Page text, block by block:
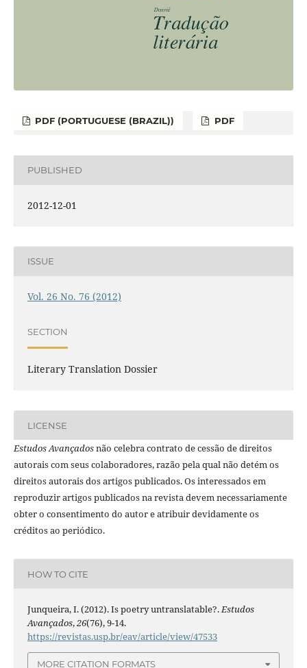
PDF (PORTUGUESE (BRAZIL)) PDF
PUBLISHED
2012-12-01
ISSUE
Vol. 26 No. 76 (2012)
SECTION
Literary Translation Dossier
LICENSE
Estudos Avançadosnão celebra contrato de cessão de direitos
autorais com seus colaboradores, razão pela qual não detém os
direitos autorais dos artigos publicados. Os interessados em
reproduzir artigos publicados na revista devem necessariamente
obter o consentimento do autor e atribuir devidamente os
créditos ao periódico.
HOW TO CITE
Junqueira, I. (2012). Is poetry untranslatable?.Estudos
Avançados,26(76), 9-14.
https://revistas.usp.br/eav/article/view/47533
MORE CITATION FORMATS